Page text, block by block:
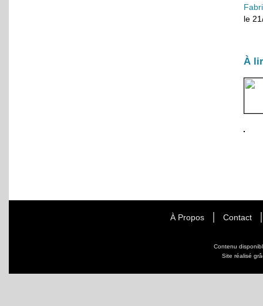
le
À
À Propos Contact
Contenu
Site réalisé